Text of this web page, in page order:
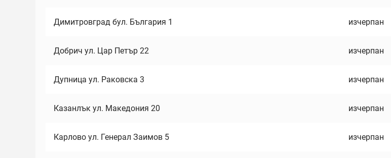
Димитровград бул. България 1 изчерпан
Добрич ул. Цар Петър 22 изчерпан
Дупница ул. Раковска 3 изчерпан
Казанлък ул. Македония 20 изчерпан
Карлово ул. Генерал Заимов 5 изчерпан